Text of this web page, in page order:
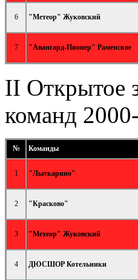
6 "Метеор" Жуковский
7 "Авангард-Пионер" Раменское
II Открытое
команд
№ Команды
1 "Лыткарино"
2 "Красково"
3 "Метеор" Жуковский
4 ДЮСШОР Котельники